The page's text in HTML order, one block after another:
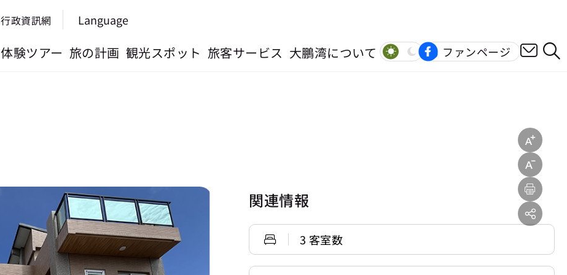
行政資訊網 Language
体験ツアー 旅の計画 観光スポット 旅客サービス 大鵬湾について ファンページ
関連情報
3 客室数